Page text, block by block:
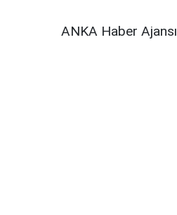
ANKA Haber Ajansı